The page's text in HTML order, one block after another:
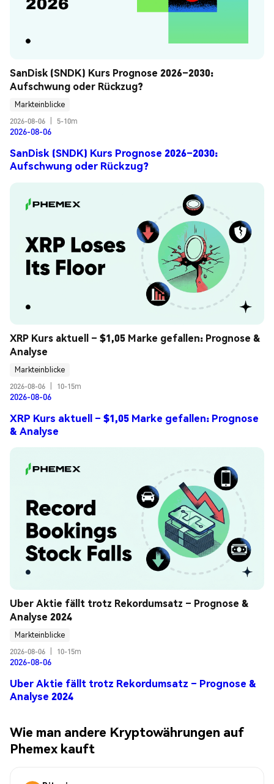
SanDisk (SNDK) Kurs Prognose 2026–2030:
Aufschwung oder Rückzug?
Markteinblicke
2026-08-06
5-10m
2026-08-06
SanDisk (SNDK) Kurs Prognose 2026–2030:
Aufschwung oder Rückzug?
XRP Kurs aktuell – $1,05 Marke gefallen: Prognose &
Analyse
Markteinblicke
2026-08-06
10-15m
2026-08-06
XRP Kurs aktuell – $1,05 Marke gefallen: Prognose
& Analyse
Uber Aktie fällt trotz Rekordumsatz – Prognose &
Analyse 2024
Markteinblicke
2026-08-06
10-15m
2026-08-06
Uber Aktie fällt trotz Rekordumsatz – Prognose &
Analyse 2024
Wie man andere Kryptowährungen auf
Phemex kauft